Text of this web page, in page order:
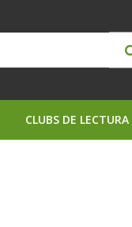
CLUBS DE LECTURA